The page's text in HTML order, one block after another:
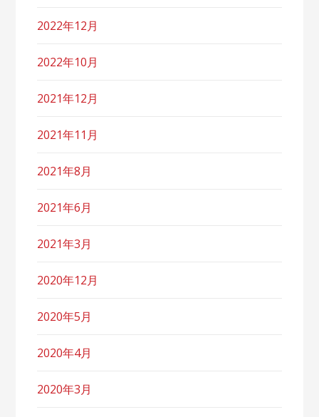
2022年12月
2022年10月
2021年12月
2021年11月
2021年8月
2021年6月
2021年3月
2020年12月
2020年5月
2020年4月
2020年3月